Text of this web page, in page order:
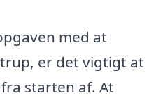
med at
er det vigtigt at
starten af. At